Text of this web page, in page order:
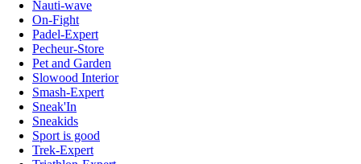
Nauti-wave
On-Fight
Padel-Expert
Pecheur-Store
Pet and Garden
Slowood Interior
Smash-Expert
Sneak'In
Sneakids
Sport is good
Trek-Expert